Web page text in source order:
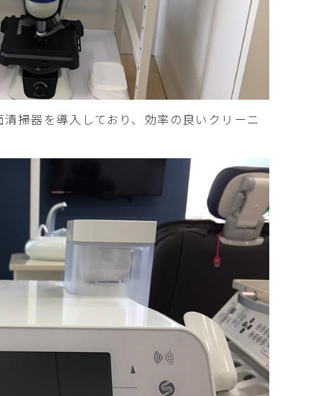
掃器を導入しており、効率の良いクリーニ